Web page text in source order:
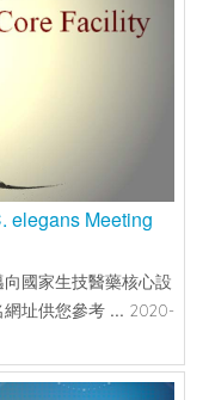
elegans Meeting
國家生技醫藥核心設
址供您參考 ... 2020-